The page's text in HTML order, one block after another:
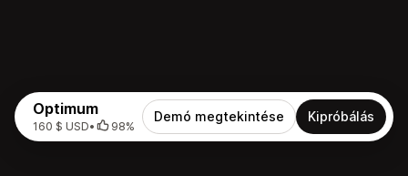
Optimum
160 $ USD• 98%
Demó megtekintése Kipróbálás